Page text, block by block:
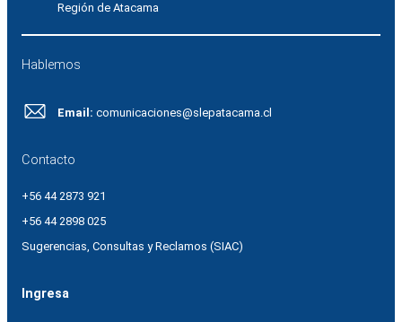
Región de Atacama
Hablemos
Email: comunicaciones@slepatacama.cl
Contacto
+56 44 2873 921
+56 44 2898 025
Sugerencias, Consultas y Reclamos (SIAC)
Ingresa